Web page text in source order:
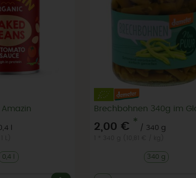
l
0,4 l
Brechbohnen 340g im
2,00 € *
/ 340 g
340 g